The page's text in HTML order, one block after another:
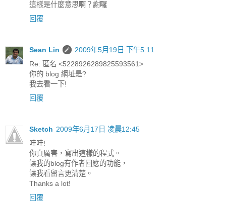
這樣是什麼意思啊？謝囉
回覆
Sean Lin
2009年5月19日 下午5:11
Re: 匿名 <5228926289825593561>
你的 blog 網址是?
我去看一下!
回覆
Sketch 2009年6月17日 凌晨12:45
哇哇!
你真厲害，寫出這樣的程式。
讓我的blog有作者回應的功能，
讓我看留言更清楚。
Thanks a lot!
回覆